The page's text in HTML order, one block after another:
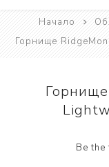
Начало
Горнище
Be